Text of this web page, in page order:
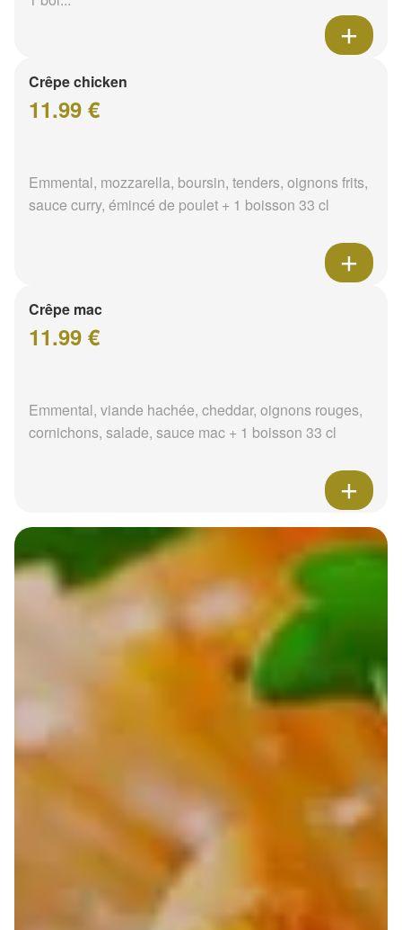
Crêpe chicken
11.99 €
Emmental, mozzarella, boursin, tenders, oignons frits,
sauce curry, émincé de poulet + 1 boisson 33 cl
Crêpe mac
11.99 €
Emmental, viande hachée, cheddar, oignons rouges,
cornichons, salade, sauce mac + 1 boisson 33 cl